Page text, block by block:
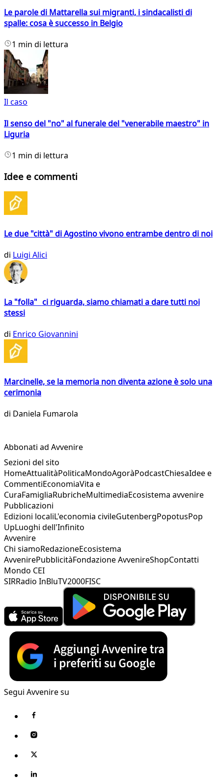
Le parole di Mattarella sui migranti, i sindacalisti di
spalle: cosa è successo in Belgio
1 min di lettura
Il caso
Il senso del "no" al funerale del "venerabile maestro" in
Liguria
1 min di lettura
Idee e commenti
Le due "città" di Agostino vivono entrambe dentro di noi
di Luigi Alici
La "folla" ci riguarda, siamo chiamati a dare tutti noi
stessi
di Enrico Giovannini
Marcinelle, se la memoria non diventa azione è solo una
cerimonia
di Daniela Fumarola
Abbonati ad Avvenire
Sezioni del sito
HomeAttualitàPoliticaMondoAgoràPodcastChiesaIdee e
CommentiEconomiaVita e
CuraFamigliaRubricheMultimediaEcosistema avvenire
Pubblicazioni
Edizioni localiL'economia civileGutenbergPopotusPop
UpLuoghi dell'Infinito
Avvenire
Chi siamoRedazioneEcosistema
AvvenirePubblicitàFondazione AvvenireShopContatti
Mondo CEI
SIRRadio InBluTV2000FISC
Segui Avvenire su